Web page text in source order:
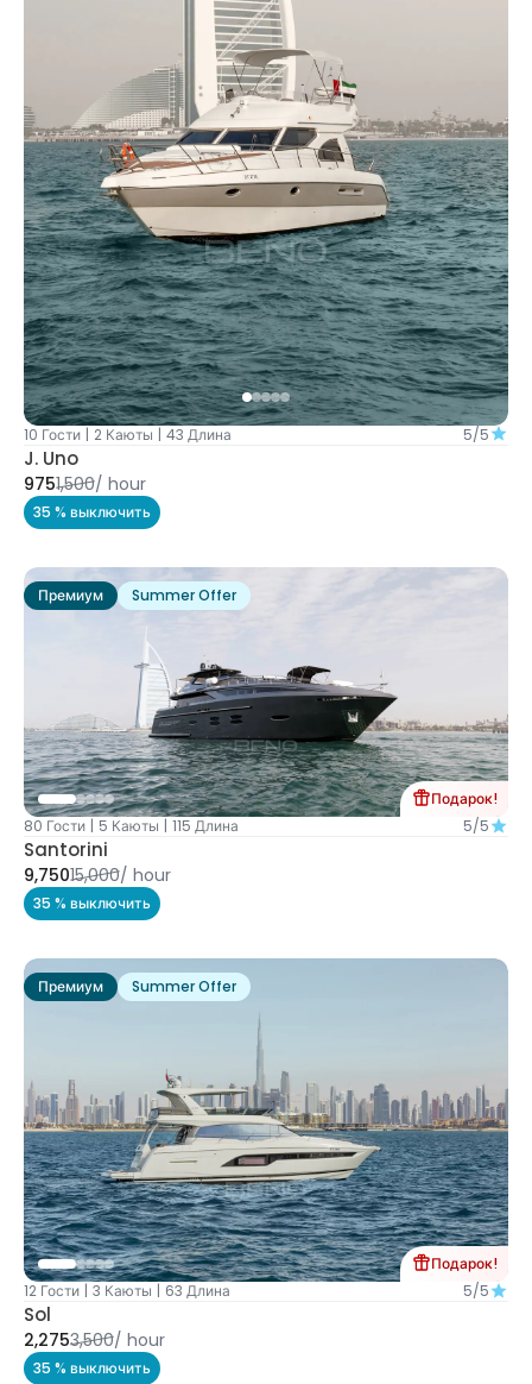
10 Гости | 2 Каюты | 43 Длина 5/5
J. Uno
9751,500/ hour
35 % выключить
Премиум Summer Offer
Подарок!
80 Гости | 5 Каюты | 115 Длина 5/5
Santorini
9,75015,000/ hour
35 % выключить
Премиум Summer Offer
Подарок!
12 Гости | 3 Каюты | 63 Длина 5/5
Sol
2,2753,500/ hour
35 % выключить